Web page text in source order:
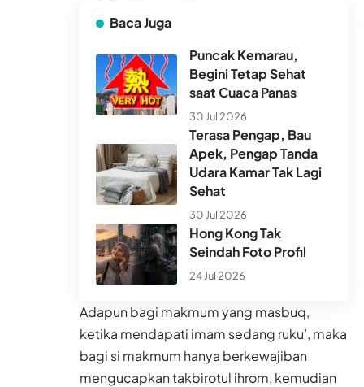
Baca Juga
Puncak Kemarau,
Begini Tetap Sehat
saat Cuaca Panas
30 Jul 2026
Terasa Pengap, Bau
Apek, Pengap Tanda
Udara Kamar Tak Lagi
Sehat
30 Jul 2026
Hong Kong Tak
Seindah Foto Profil
24 Jul 2026
Adapun bagi makmum yang masbuq,
ketika mendapati imam sedang ruku’, maka
bagi si makmum hanya berkewajiban
mengucapkan takbirotul ihrom, kemudian